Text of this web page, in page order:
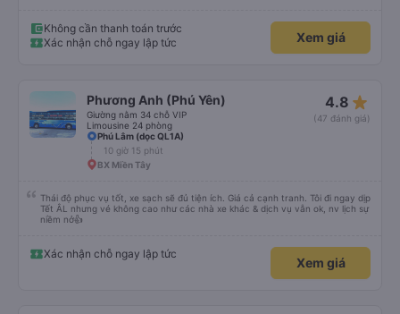
nhưng các anh hướng dẫn mình xuống ở đây không có ma nào dám chở đâu
( vì đây là địa bàn của thế lực xe ôm ngầm, dân chơi cỏ kẹo ke...) Và thế là
mình được chở xuống Ngã 3 thành , nơi sáng sủa an toàn hơn. Một Chuyến
Không cần thanh toán trước
Xác nhận chỗ ngay lập tức
Xem giá
Phương Anh (Phú Yên)
Giường nằm 34 chỗ VIP
Limousine 24 phòng
4.8 star_rate
(47 đánh giá)
Phú Lâm (dọc QL1A)
10 giờ 15 phút
BX Miền Tây
Thái độ phục vụ tốt, xe sạch sẽ đủ tiện ích. Giá cả cạnh tranh. Tôi đi ngay dịp
Tết ÂL nhưng vé không cao như các nhà xe khác & dịch vụ vẫn ok, nv lịch sự
niềm nở👍
Xác nhận chỗ ngay lập tức
Xem giá